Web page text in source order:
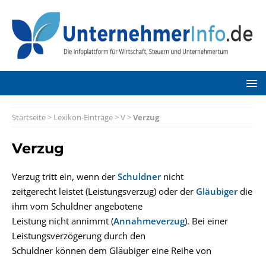
Startseite> Lexikon-Einträge>V>Verzug
Verzug
Verzug tritt ein, wenn der Schuldnernicht
zeitgerecht leistet (Leistungsverzug) oder der Gläubigerdie
ihm vom Schuldner angebotene
Leistung nicht annimmt (Annahmeverzug). Bei einer
Leistungsverzögerung durch den
Schuldner können dem Gläubiger eine Reihe von